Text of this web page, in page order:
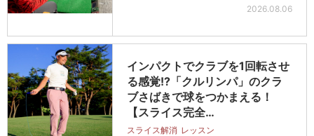
2026.08.06
インパクトでクラブを1回転させ
る感覚!?「クルリンパ」のクラ
ブさばきで球をつかまえる！
【スライス完全…
スライス解消 レッスン